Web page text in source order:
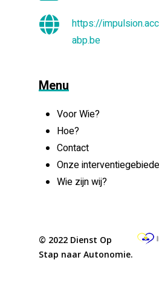
https://
abp.be
Menu
Voor Wie?
Hoe?
Contact
Onze
Wie zijn wij?
© 2022 Dienst Op
Stap naar Autonomie.